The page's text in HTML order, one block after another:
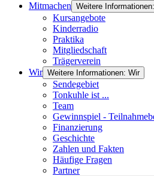
Mitmachen Weitere
Kursangebote
Kinderradio
Praktika
Mitgliedschaft
Trägerverein
Wir Weitere Informationen: Wir
Sendegebiet
Tonkuhle ist ...
Team
Gewinnspiel -
Finanzierung
Geschichte
Zahlen und Fakten
Häufige Fragen
Partner